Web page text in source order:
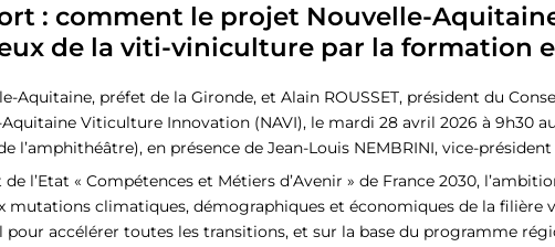
: comment le projet Nouvelle-
de la viti-viniculture par la formation
Aquitaine, préfet de la Gironde, et Alain ROUSSET, président du
Viticulture Innovation (NAVI), le mardi 28 avril 2026 à 9h30
l’amphithéâtre), en présence de Jean-Louis NEMBRINI, vice-
l’Etat « Compétences et Métiers d’Avenir » de France 2030,
climatiques, démographiques et économiques de la filière
pour accélérer toutes les transitions, et sur la base du programme